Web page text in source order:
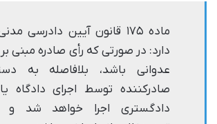
ماده ۱۷۵ قانون آیین دادرسی
دارد: در صورتی که رأی صادره مبنی
عدوانی باشد، بلافاصله به
صادرکننده توسط اجرای دادگاه
دادگستری اجرا خواهد شد و